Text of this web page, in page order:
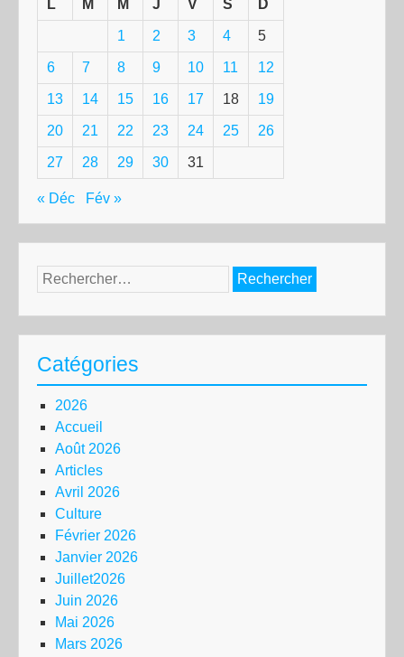
L
M M J V S D
1 2 3 4 5
6 7 8 9 10 11 12
13 14 15 16 17 18 19
20 21 22 23 24 25 26
27 28 29 30 31
« Déc Fév »
Rechercher :
Catégories
2026
Accueil
Août 2026
Articles
Avril 2026
Culture
Février 2026
Janvier 2026
Juillet2026
Juin 2026
Mai 2026
Mars 2026